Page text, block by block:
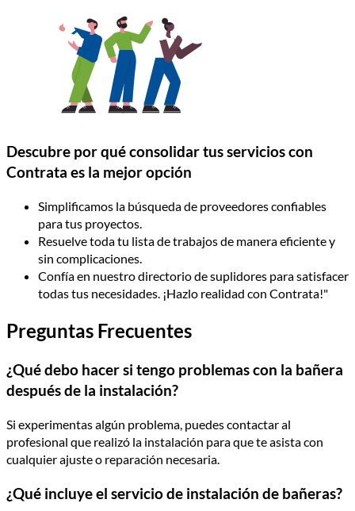
Descubre por qué consolidar tus servicios con
Contrata es la mejor opción
Simplificamos la búsqueda de proveedores confiables
para tus proyectos.
Resuelve toda tu lista de trabajos de manera eficiente y
sin complicaciones.
Confía en nuestro directorio de suplidores para satisfacer
todas tus necesidades. ¡Hazlo realidad con Contrata!"
Preguntas Frecuentes
¿Qué debo hacer si tengo problemas con la bañera
después de la instalación?
Si experimentas algún problema, puedes contactar al
profesional que realizó la instalación para que te asista con
cualquier ajuste o reparación necesaria.
¿Qué incluye el servicio de instalación de bañeras?